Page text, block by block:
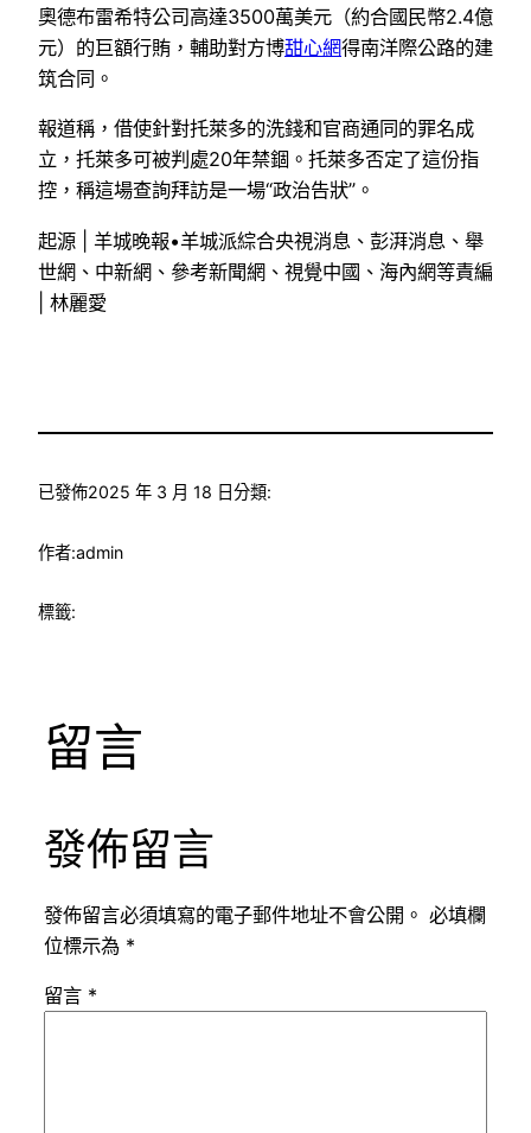
奧德布雷希特公司高達3500萬美元（約合國民幣2.4億
元）的巨額行賄，輔助對方博甜心網得南洋際公路的建
筑合同。
報道稱，借使針對托萊多的洗錢和官商通同的罪名成
立，托萊多可被判處20年禁錮。托萊多否定了這份指
控，稱這場查詢拜訪是一場“政治告狀”。
起源 | 羊城晚報•羊城派綜合央視消息、彭湃消息、舉
世網、中新網、參考新聞網、視覺中國、海內網等責編
| 林麗愛
已發佈2025 年 3 月 18 日分類:
作者:admin
標籤:
留言
發佈留言
發佈留言必須填寫的電子郵件地址不會公開。 必填欄
位標示為 *
留言 *